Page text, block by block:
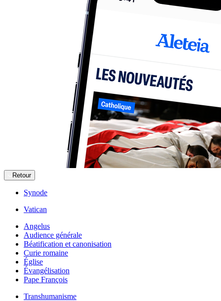
Retour
Synode
Vatican
Angelus
Audience générale
Béatification et canonisation
Curie romaine
Église
Évangélisation
Pape François
Transhumanisme